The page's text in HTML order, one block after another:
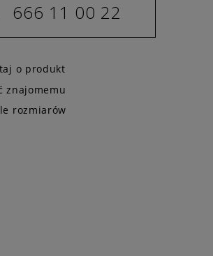
666 11 00 22
o produkt
znajomemu
rozmiarów